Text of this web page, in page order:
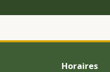
Horaires